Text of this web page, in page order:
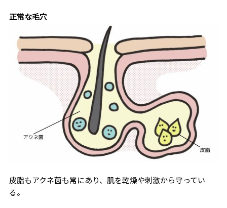
正常な毛穴
皮脂もアクネ菌も常にあり、肌を乾燥や刺激から守ってい
る。